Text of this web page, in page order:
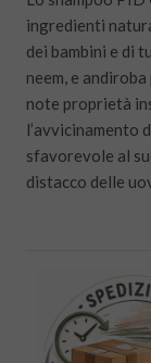
ingredienti
dei bambini e di
neem, e
note proprietà
l’avvicinamento
sfavorevole al
distacco delle